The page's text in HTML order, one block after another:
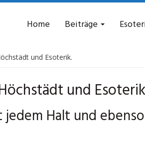
Home Beiträge
und Esoterik.
und
Halt und